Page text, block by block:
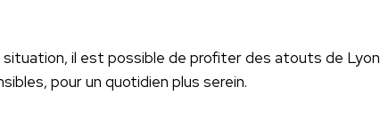
il est possible de profiter des atouts de Lyon
pour un quotidien plus serein.